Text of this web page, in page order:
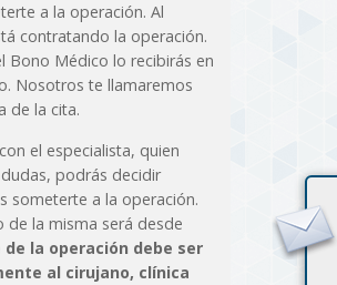
a la operación. Al
contratando la operación.
Bono Médico lo recibirás en
Nosotros te llamaremos
de la cita.
el especialista, quien
podrás decidir
someterte a la operación.
de la misma será desde
de la operación debe ser
al cirujano, clínica